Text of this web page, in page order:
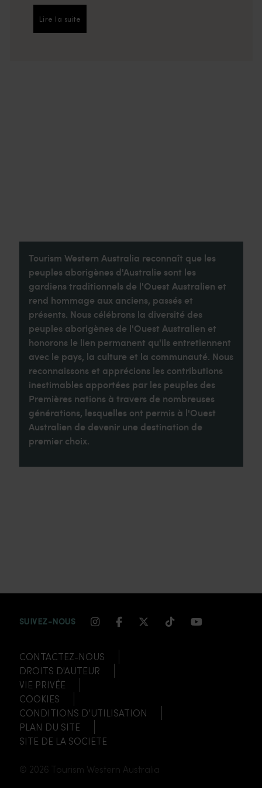
Lire la suite
Lire la suite
Tourism Western Australia reconnaît que les
peuples aborigènes d'Australie sont les
gardiens traditionnels de l'Ouest Australien et
rend hommage aux anciens, passés et
présents. Nous célébrons la diversité des
peuples aborigènes de l'Ouest Australien et
honorons le lien permanent qu'ils entretiennent
avec le pays, la culture et la communauté. Nous
reconnaissons et apprécions les contributions
inestimables apportées par les peuples des
Premières nations à travers de nombreuses
générations, lesquelles ont permis à l'Ouest
Australien de devenir une destination de
premier choix.
SUIVEZ-NOUS INSTAGRAM CHANNEL LINK
FACEBOOK CHANNEL LINK
TWITTER CHANNEL
TIKTOKYOUTUBE
CONTACTEZ-NOUS
DROITS D'AUTEUR
VIE PRIVÉE
COOKIES
CONDITIONS D’UTILISATION
PLAN DU SITE
SITE DE LA SOCIETE
© 2026 Tourism Western Australia